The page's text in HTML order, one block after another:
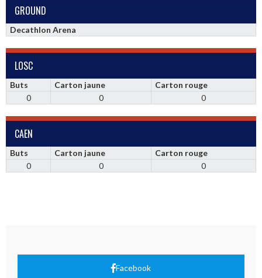
GROUND
Decathlon Arena
LOSC
Buts Carton jaune
Carton rouge
0
0 0
CAEN
Buts Carton jaune
Carton rouge
0
0 0
Facebook